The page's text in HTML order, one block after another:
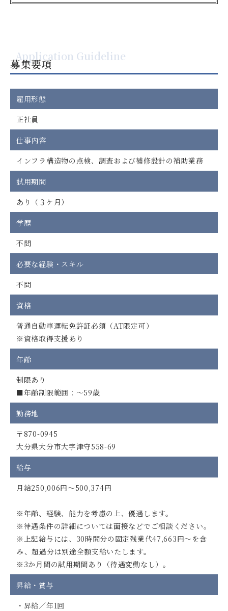
Application Guideline
募集要項
雇用形態
正社員
仕事内容
インフラ構造物の点検、調査および補修設計の補助業務
試用期間
あり（３ケ月）
学歴
不問
必要な経験・スキル
不問
資格
普通自動車運転免許証必須（AT限定可）
※資格取得支援あり
年齢
制限あり
■年齢制限範囲：～59歳
勤務地
〒870-0945
大分県大分市大字津守558-69
給与
月給250,006円～500,374円
※年齢、経験、能力を考慮の上、優遇します。
※待遇条件の詳細については面接などでご相談ください。
※上記給与には、30時間分の固定残業代47,663円～を含
み、超過分は別途全額支給いたします。
※3か月間の試用期間あり（待遇変動なし）。
昇給・賞与
・昇給／年1回